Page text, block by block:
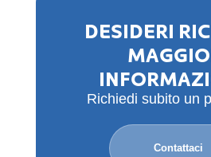
DESIDERI
Richiedi subito un
Contattaci